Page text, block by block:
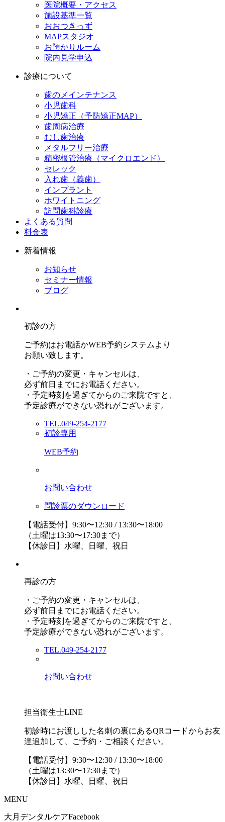
医院概要・アクセス
施設基準一覧
おおつきっず
MAPスタジオ
お預かりルーム
院内見学申込
診療について
歯のメインテナンス
小児歯科
小児矯正（予防矯正MAP）
歯周病治療
むし歯治療
メタルフリー治療
精密根管治療（マイクロエンド）
セレック
入れ歯（義歯）
インプラント
ホワイトニング
訪問歯科診療
よくある質問
料金表
新着情報
お知らせ
セミナー情報
ブログ
初診の方
ご予約はお電話かWEB予約システムより
お願い致します。
・ご予約の変更・キャンセルは、
必ず前日までにお電話ください。
・予定時刻を過ぎてからのご来院ですと、
予定診療ができない恐れがございます。
TEL.049-254-2177
初診専用
WEB予約
お問い合わせ
問診票のダウンロード
【電話受付】9:30〜12:30 / 13:30〜18:00
（土曜は13:30〜17:30まで）
【休診日】水曜、日曜、祝日
再診の方
・ご予約の変更・キャンセルは、
必ず前日までにお電話ください。
・予定時刻を過ぎてからのご来院ですと、
予定診療ができない恐れがございます。
TEL.049-254-2177
お問い合わせ
担当衛生士LINE
初診時にお渡しした名刺の裏にあるQRコードからお友
達追加して、ご予約・ご相談ください。
【電話受付】9:30〜12:30 / 13:30〜18:00
（土曜は13:30〜17:30まで）
【休診日】水曜、日曜、祝日
MENU
大月デンタルケアFacebook